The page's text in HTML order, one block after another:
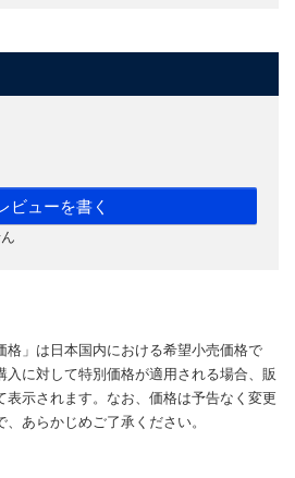
ビューを書く
格」は日本国内における希望小売価格で
に対して特別価格が適用される場合、販
示されます。なお、価格は予告なく変更
あらかじめご了承ください。